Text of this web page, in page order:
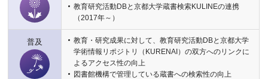
教育研究活動DBと京都大学蔵書検索KULINEの連携
（2017年～）
普及
教育・研究成果に対して、教育研究活動DBと京都大学
学術情報リポジトリ（KURENAI）の双方へのリンクに
よるアクセス性の向上
図書館機構で管理している蔵書への検索性の向上